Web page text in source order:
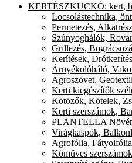
KERTÉSZKUCKÓ: kert,
Locsolástechnika,
Permetezés,
Szúnyoghálók,
Grillezés,
Kerítések,
Árnyékolóháló,
Agroszövet,
Kerti kiegészítők
Kötözők, Kötelek,
Kerti szerszámok,
PLANTELLA
Virágkaspók,
Agrofólia,
Kőműves